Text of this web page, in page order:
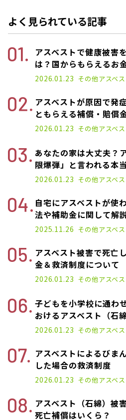
よく見られている記事
アスベストで健康被害
は？国からもらえるお
2021.07.14
2026.01.23 その他アスベ
アスベストが原因で発
ともらえる補償・賠償
2021.07.30
2026.01.23 その他アスベ
あなたの家は大丈夫？
限爆弾」と言われる本
2021.01.25
2026.01.23 その他アスベ
自宅にアスベストが使
法や補助金に関して解
2022.09.07
2025.11.26 その他アスベ
アスベスト被害で死亡
金＆救済制度について
2021.11.18
2026.01.23 その他アスベ
子どもを小学校に通わ
おけるアスベスト（石
2021.01.25
2026.01.23 その他アスベ
アスベストによるびま
した場合の救済制度
2022.06.01
2026.01.23 その他アスベ
アスベスト（石綿）被
死亡補償はいくら？